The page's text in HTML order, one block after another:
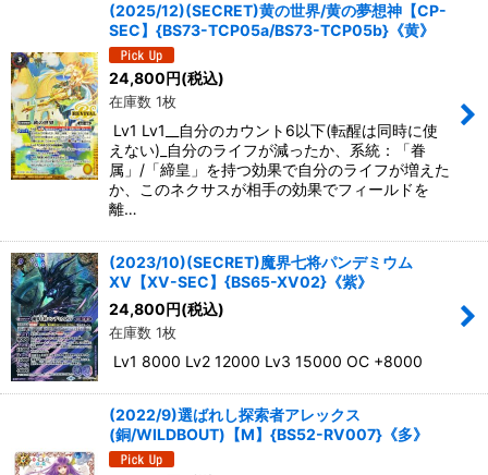
(2025/12)(SECRET)黄の世界/黄の夢想神【CP-
SEC】{BS73-TCP05a/BS73-TCP05b}《黄》
24,800円(税込)
在庫数 1枚
Lv1 Lv1__自分のカウント6以下(転醒は同時に使
えない)_自分のライフが減ったか、系統：「眷
属」/「締皇」を持つ効果で自分のライフが増えた
か、このネクサスが相手の効果でフィールドを
離…
(2023/10)(SECRET)魔界七将パンデミウム
XV【XV-SEC】{BS65-XV02}《紫》
24,800円(税込)
在庫数 1枚
Lv1 8000 Lv2 12000 Lv3 15000 OC +8000
(2022/9)選ばれし探索者アレックス
(銅/WILDBOUT)【M】{BS52-RV007}《多》